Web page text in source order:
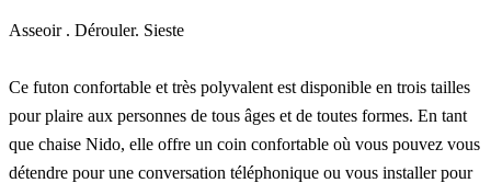
Asseoir . Dérouler. Sieste
Ce futon confortable et très polyvalent est disponible en trois tailles
pour plaire aux personnes de tous âges et de toutes formes. En tant
que chaise Nido, elle offre un coin confortable où vous pouvez vous
détendre pour une conversation téléphonique ou vous installer pour